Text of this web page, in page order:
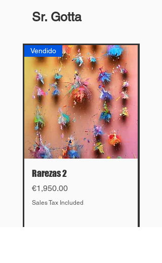
Sr. Gotta
Vendido
Rarezas 2
Price
€1,950.00
Sales Tax Included